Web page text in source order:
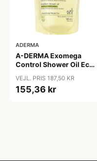
ADERMA
A-DERMA Exomega
Control Shower Oil Eco
VEJL. PRIS 187,50 KR
155,36 kr